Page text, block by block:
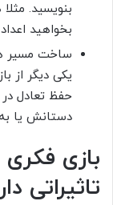
بنویسید.
بخواهید
ساخت مسیر
یکی دیگر از
حفظ تعادل
دستانش یا
بازی
تاثیراتی